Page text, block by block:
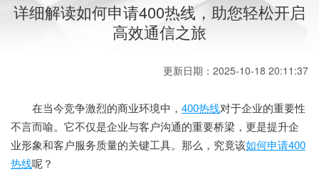
详细解读如何申请400热线，助您轻松开启
高效通信之旅
更新日期：2025-10-18 20:11:37
在当今竞争激烈的商业环境中， 400热线对于企业的重要性
不言而喻。它不仅是企业与客户沟通的重要桥梁，更是提升企
业形象和客户服务质量的关键工具。那么，究竟该如何申请400
热线呢？